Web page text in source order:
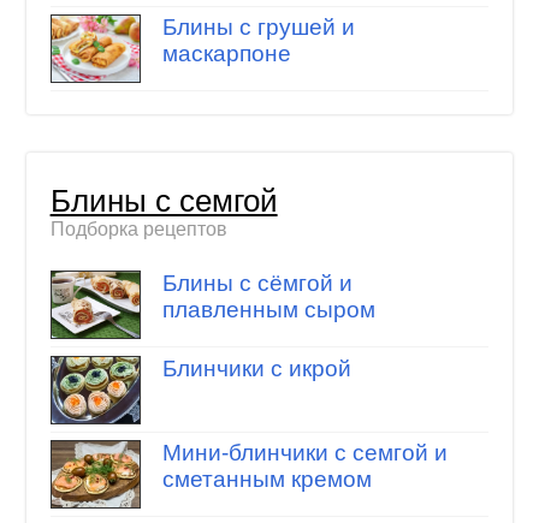
Блины с грушей и
маскарпоне
Блины с семгой
Подборка рецептов
Блины с сёмгой и
плавленным сыром
Блинчики с икрой
Мини-блинчики с семгой и
сметанным кремом